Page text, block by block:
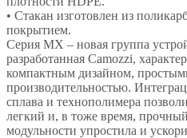
• Стакан изготовлен из
покрытием.
Серия МХ – новая группа
разработанная Camozzi,
компактным дизайном,
производительностью.
сплава и технополимера
легкий и, в тоже время,
модульности упростила и